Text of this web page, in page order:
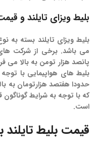
بلیطویزای تایلندو
بلیط ویزای تایلند بسته به
می باشد. برخی از شرکت های
پانصد هزار تومن به بالا
بلیط های هواپیمایی با توجه
حدودا هفتصد هزارتومان به
که با توجه به شرایط
است.
قیمت بلیط تایلند